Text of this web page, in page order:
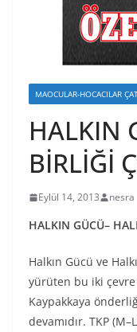
MAOCULAR-HOCACILAR
HALKIN
BİRLİĞİ
Eylül 14, 2013 nesra
HALKIN GÜCÜ–
Halkın Gücü ve
yürüten bu iki çevre
Kaypakkaya
devamıdır. TKP